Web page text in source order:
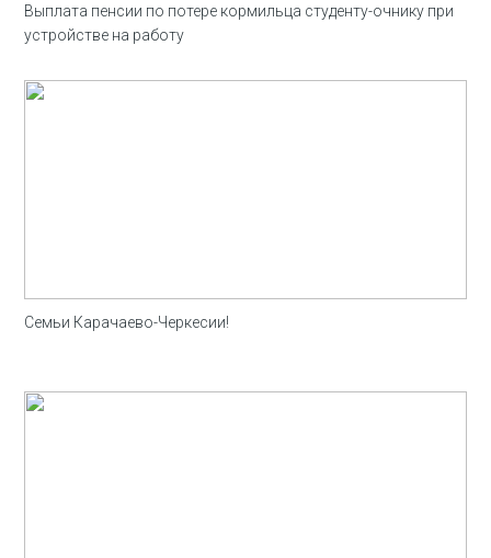
Выплата пенсии по потере кормильца студенту-очнику при
устройстве на работу
Семьи Карачаево-Черкесии!